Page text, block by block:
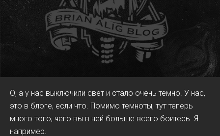
О, а у нас выключили свет и стало очень темно. У нас,
это в блоге, если что. Помимо темноты, тут теперь
много того, чего вы в ней больше всего боитесь. Я
например.